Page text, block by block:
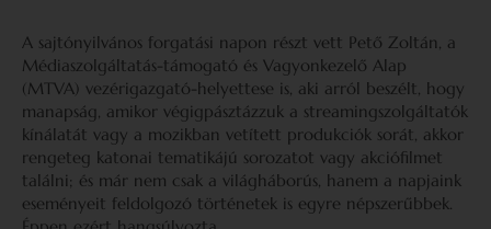
A sajtónyilvános forgatási napon részt vett Pető Zoltán, a
Médiaszolgáltatás-támogató és Vagyonkezelő Alap
(MTVA) vezérigazgató-helyettese is, aki arról beszélt, hogy
manapság, amikor végigpásztázzuk a streamingszolgáltatók
kínálatát vagy a mozikban vetített produkciók sorát, akkor
rengeteg katonai tematikájú sorozatot vagy akciófilmet
találni; és már nem csak a világháborús, hanem a napjaink
eseményeit feldolgozó történetek is egyre népszerűbbek.